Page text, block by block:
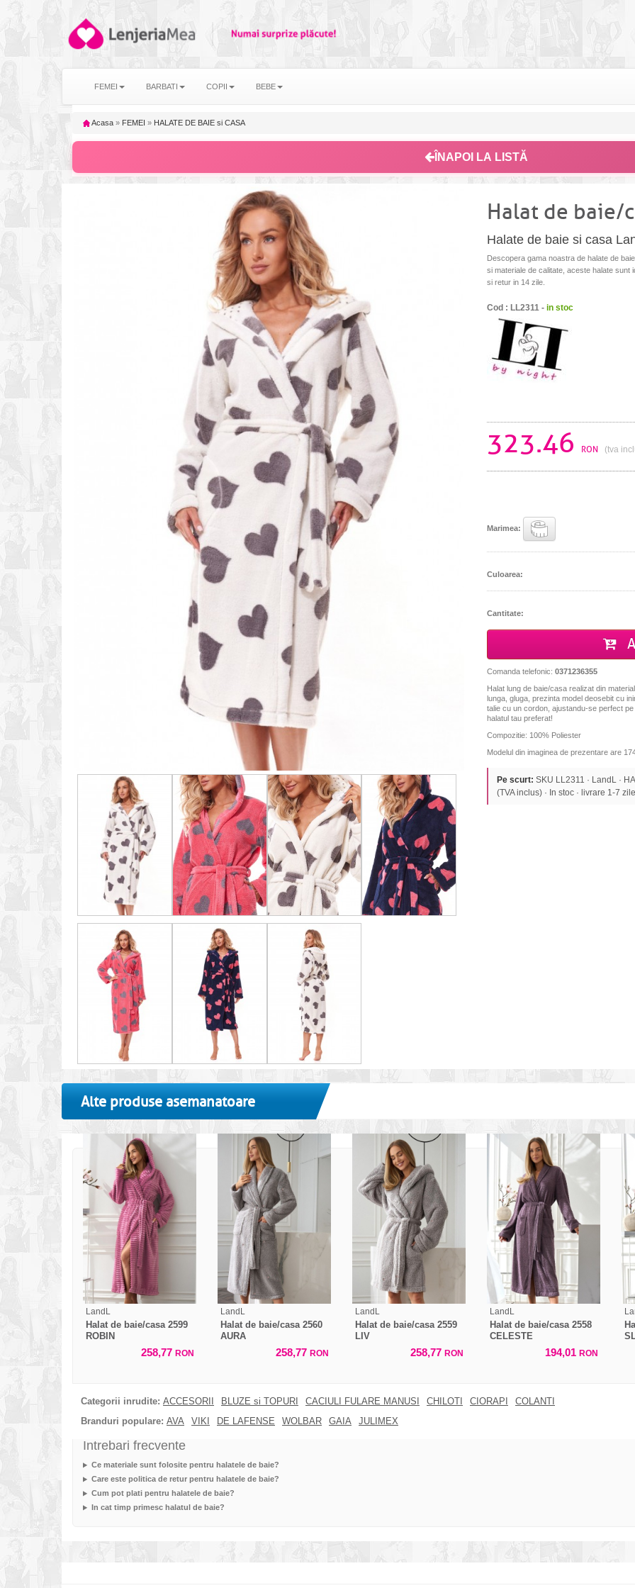
FEMEI BARBATI COPII BEBE
Acasa » FEMEI » HALATE DE BAIE si CASA
ÎNAPOI LA LISTĂ
Halat de baie/
Halate de baie si casa
Descopera gama noastra de halate de
si materiale de calitate, aceste halate sunt
si retur in 14 zile.
Cod : LL2311 - in stoc
323.46 RON (tva
Marimea:
Culoarea:
Cantitate:
Comanda telefonic: 0371236355
Halat lung de baie/casa realizat din
lunga, gluga, prezinta model deosebit cu
talie cu un cordon, ajustandu-se perfect
halatul tau preferat!
Compozitie: 100% Poliester
Modelul din imaginea de prezentare are
Pe scurt: SKU LL2311 · LandL ·
(TVA inclus) · In stoc · livrare 1-7
Alte produse asemanatoare
LandL
Halat de baie/casa 2599
ROBIN
258,77 RON
LandL
Halat de baie/casa 2560
AURA
258,77 RON
LandL
Halat de baie/casa 2559
LIV
258,77 RON
LandL
Halat de baie/casa 2558
CELESTE
194,01 RON
Categorii inrudite: ACCESORII BLUZE si TOPURI CACIULI FULARE MANUSI CHILOTI CIORAPI
COLANTI
Branduri populare: AVA VIKI DE LAFENSE WOLBAR GAIA JULIMEX
Intrebari frecvente
Ce materiale sunt folosite pentru halatele de baie?
Care este politica de retur pentru halatele de baie?
Cum pot plati pentru halatele de baie?
In cat timp primesc halatul de baie?